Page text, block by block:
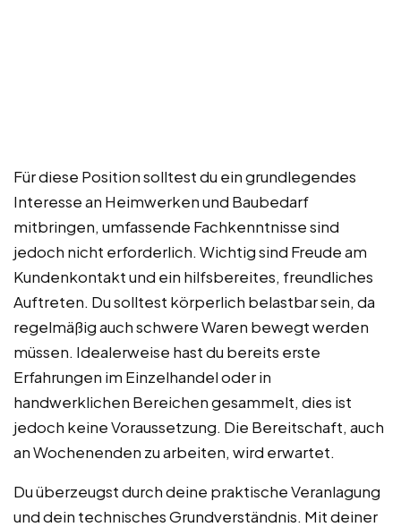
Für diese Position solltest du ein grundlegendes
Interesse an Heimwerken und Baubedarf
mitbringen, umfassende Fachkenntnisse sind
jedoch nicht erforderlich. Wichtig sind Freude am
Kundenkontakt und ein hilfsbereites, freundliches
Auftreten. Du solltest körperlich belastbar sein, da
regelmäßig auch schwere Waren bewegt werden
müssen. Idealerweise hast du bereits erste
Erfahrungen im Einzelhandel oder in
handwerklichen Bereichen gesammelt, dies ist
jedoch keine Voraussetzung. Die Bereitschaft, auch
an Wochenenden zu arbeiten, wird erwartet.
Du überzeugst durch deine praktische Veranlagung
und dein technisches Grundverständnis. Mit deiner